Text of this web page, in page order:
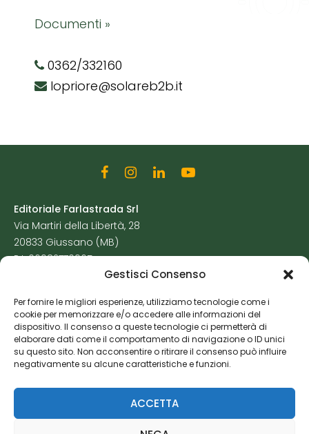
Gestisci Consenso
Per fornire le migliori esperienze, utilizziamo tecnologie come i
cookie per memorizzare e/o accedere alle informazioni del
dispositivo. Il consenso a queste tecnologie ci permetterà di
elaborare dati come il comportamento di navigazione o ID unici
su questo sito. Non acconsentire o ritirare il consenso può influire
negativamente su alcune caratteristiche e funzioni.
ACCETTA
Documenti »
0362/332160
lopriore@solareb2b.it
Editoriale Farlastrada Srl
Via Martiri della Libertà, 28
20833 Giussano (MB)
P.I. 06982770965
Cookie Policy
Risorse Aggiuntive